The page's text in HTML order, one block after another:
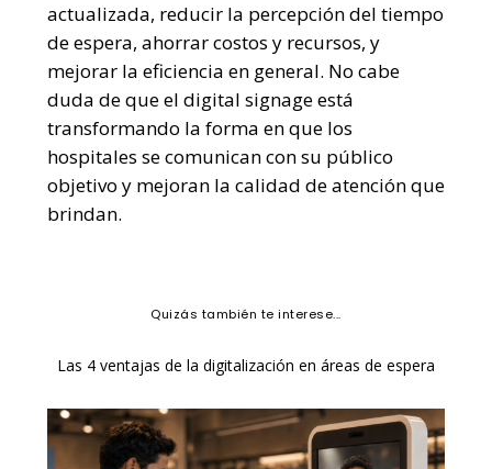
actualizada, reducir la percepción del tiempo
de espera, ahorrar costos y recursos, y
mejorar la eficiencia en general. No cabe
duda de que el digital signage está
transformando la forma en que los
hospitales se comunican con su público
objetivo y mejoran la calidad de atención que
brindan.
Quizás también te interese...
Las 4 ventajas de la digitalización en áreas de espera